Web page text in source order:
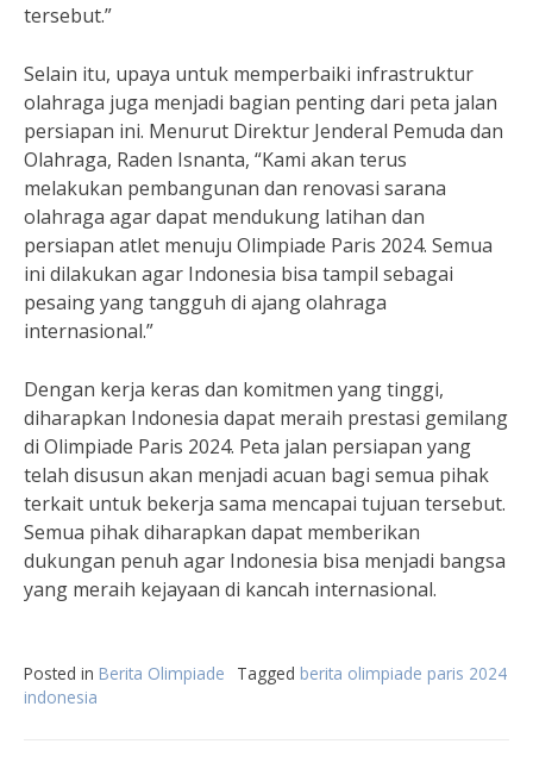
tersebut.”
Selain itu, upaya untuk memperbaiki infrastruktur
olahraga juga menjadi bagian penting dari peta jalan
persiapan ini. Menurut Direktur Jenderal Pemuda dan
Olahraga, Raden Isnanta, “Kami akan terus
melakukan pembangunan dan renovasi sarana
olahraga agar dapat mendukung latihan dan
persiapan atlet menuju Olimpiade Paris 2024. Semua
ini dilakukan agar Indonesia bisa tampil sebagai
pesaing yang tangguh di ajang olahraga
internasional.”
Dengan kerja keras dan komitmen yang tinggi,
diharapkan Indonesia dapat meraih prestasi gemilang
di Olimpiade Paris 2024. Peta jalan persiapan yang
telah disusun akan menjadi acuan bagi semua pihak
terkait untuk bekerja sama mencapai tujuan tersebut.
Semua pihak diharapkan dapat memberikan
dukungan penuh agar Indonesia bisa menjadi bangsa
yang meraih kejayaan di kancah internasional.
Posted in Berita Olimpiade Tagged berita olimpiade paris 2024
indonesia